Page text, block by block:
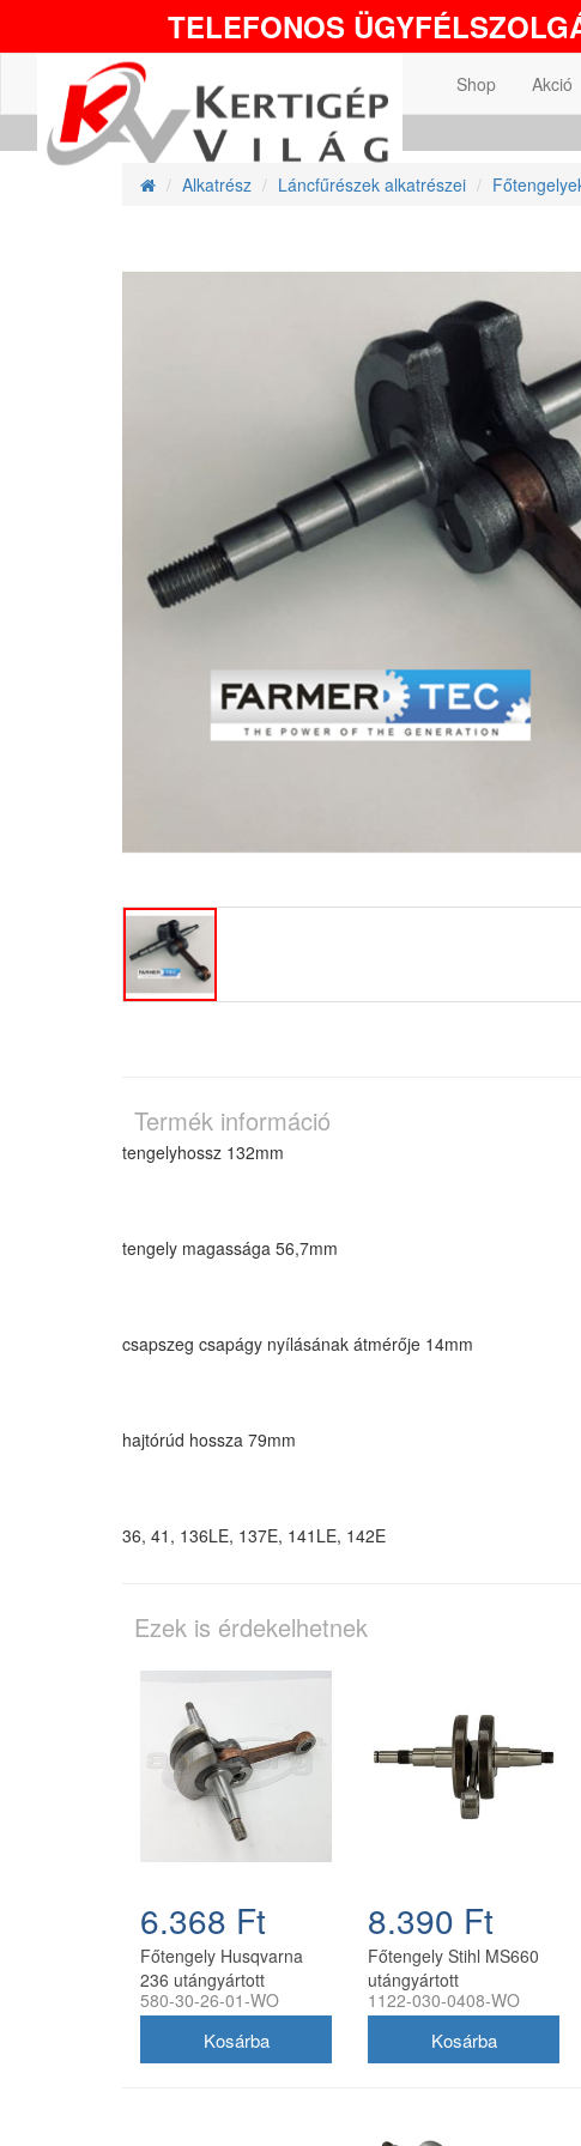
TELEFONOS
Shop Akció
Alkatrész Láncfűrészek alkatrészei
Termék információ
tengelyhossz 132mm
tengely magassága 56,7mm
csapszeg csapágy nyílásának átmérője 14mm
hajtórúd hossza 79mm
36, 41, 136LE, 137E, 141LE, 142E
Ezek is érdekelhetnek
6.368 Ft
Főtengely Husqvarna
236 utángyártott
580-30-26-01-WO
8.390 Ft
Főtengely Stihl MS660
utángyártott
1122-030-0408-WO